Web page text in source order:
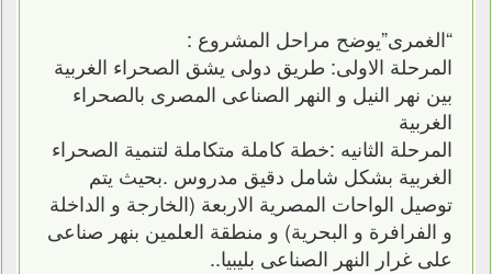
“الغمرى”يوضح مراحل المشروع :
المرحلة الاولى: طريق دولى يشق الصحراء الغربية
بين نهر النيل و النهر الصناعى المصرى بالصحراء
الغربية
المرحلة الثانيه :خطة كاملة متكاملة لتنمية الصحراء
الغربية بشكل شامل دقيق مدروس .بحيث يتم
توصيل الواحات المصرية الاربعة (الخارجة و الداخلة
و الفرافرة و البحرية) و منطقة العلمين بنهر صناعى
على غرار النهر الصناعى بليبيا..